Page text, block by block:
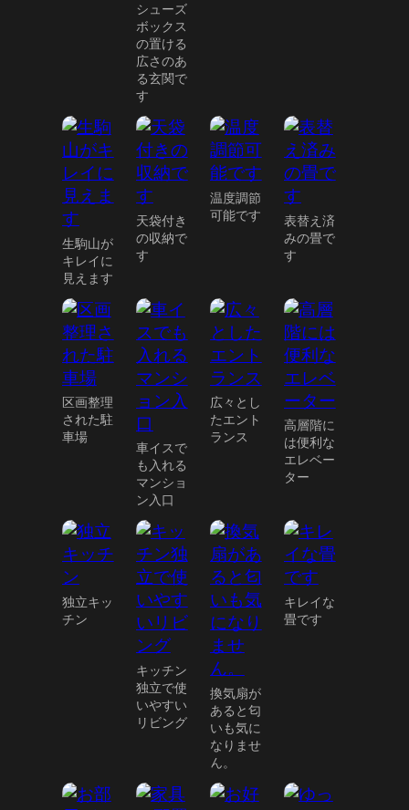
シューズ
ボックス
の置ける
広さのあ
る玄関で
す
生駒山が
キレイに
見えます
天袋付き
の収納で
す
温度調節
可能です
表替え済
みの畳で
す
区画整理
された駐
車場
車イスで
も入れる
マンショ
ン入口
広々とし
たエント
ランス
高層階に
は便利な
エレベー
ター
独立キッ
チン
キッチン
独立で使
いやすい
リビング
換気扇が
あると匂
いも気に
なりませ
ん。
キレイな
畳です